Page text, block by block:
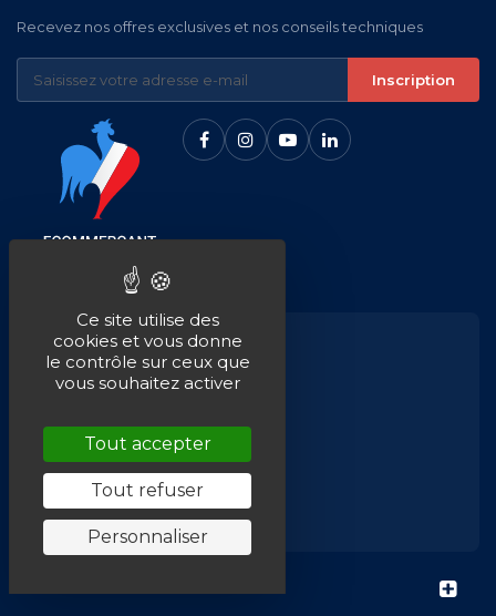
Recevez nos offres exclusives et nos conseils techniques
Inscription
Besoin d'aide ?
Du lundi au vendredi
+33 (0)3 52 76 01 10
contact@em-distribution.fr
Ce site utilise des
cookies et vous donne
le contrôle sur ceux que
vous souhaitez activer
Tout accepter
Tout refuser
Personnaliser